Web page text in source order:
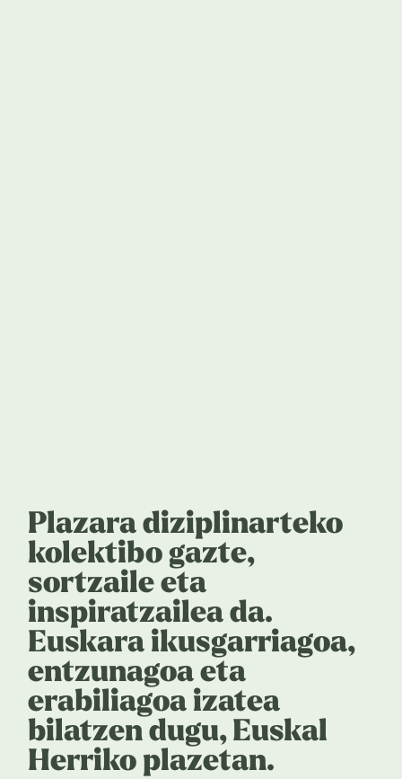
Plazara diziplinarteko
kolektibo gazte,
sortzaile eta
inspiratzailea da.
Euskara ikusgarriagoa,
entzunagoa eta
erabiliagoa izatea
bilatzen dugu, Euskal
Herriko plazetan.